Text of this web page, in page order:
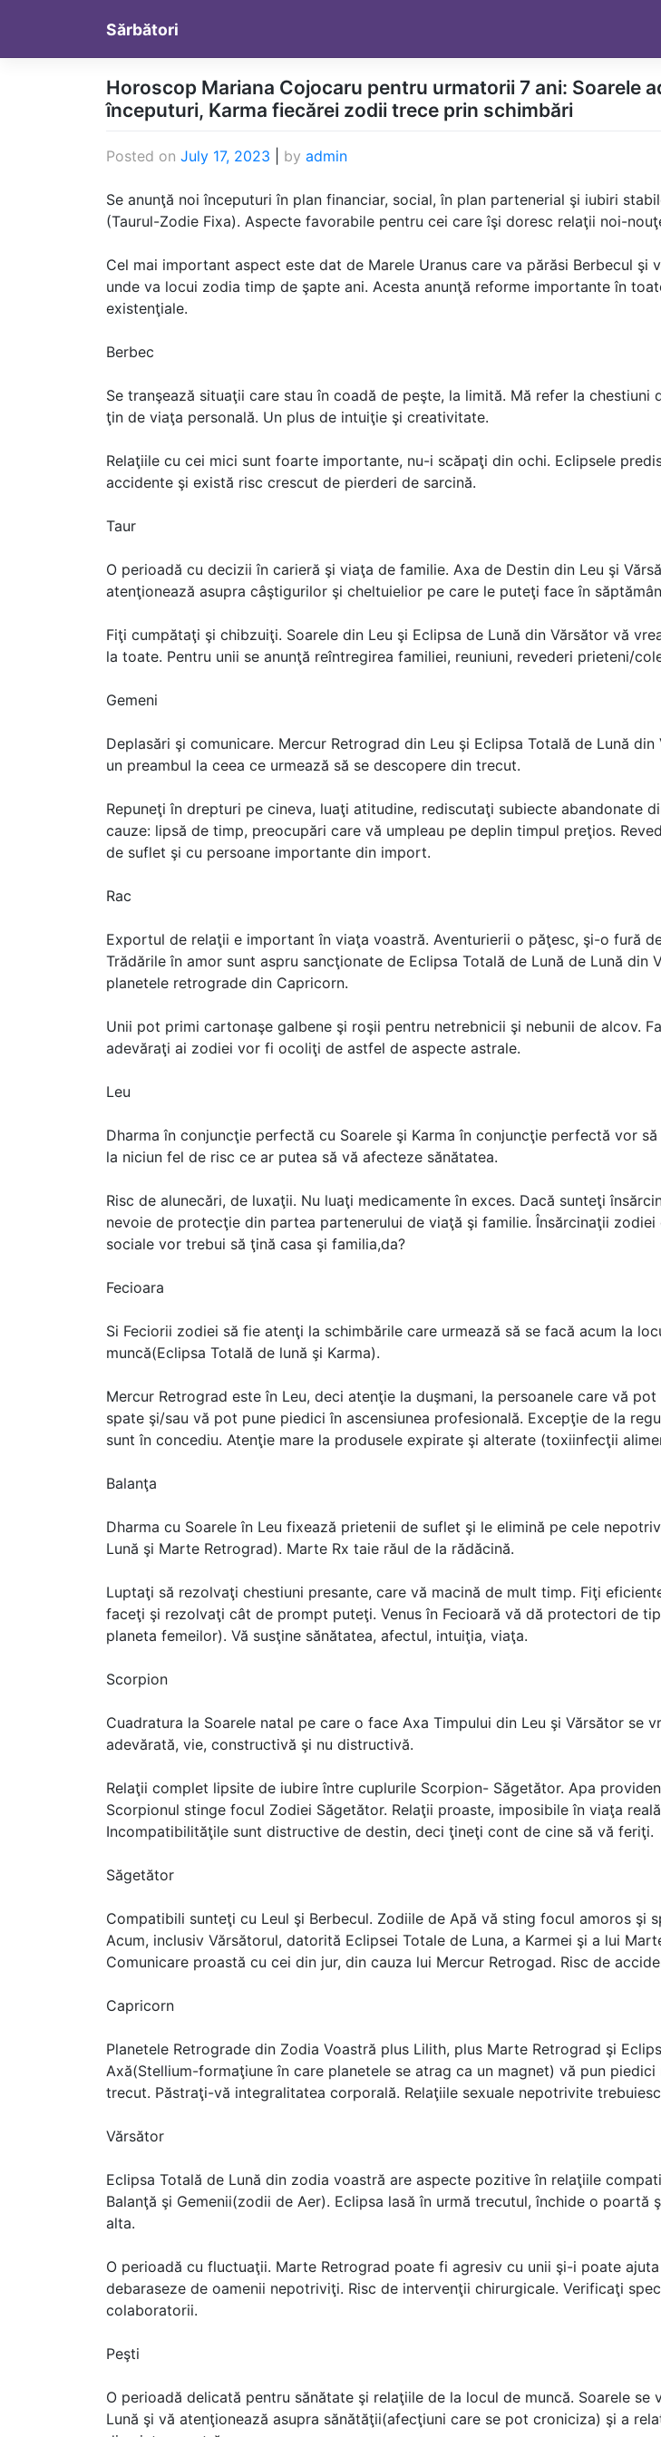
content
Sărbători
Horoscop Mariana Cojocaru pentru urmatorii 7 ani: Soarele
începuturi, Karma fiecărei zodii trece prin schimbări
Posted on July 17, 2023 by admin
Se anunţă noi începuturi în plan financiar, social, în plan partenerial şi iubiri
(Taurul-Zodie Fixa). Aspecte favorabile pentru cei care îşi doresc relaţii noi-
Cel mai important aspect este dat de Marele Uranus care va părăsi Berbecul şi
unde va locui zodia timp de şapte ani. Acesta anunţă reforme importante în
existenţiale.
Berbec
Se tranşează situaţii care stau în coadă de peşte, la limită. Mă refer la chestiuni
ţin de viaţa personală. Un plus de intuiţie şi creativitate.
Relaţiile cu cei mici sunt foarte importante, nu-i scăpaţi din ochi. Eclipsele
accidente şi există risc crescut de pierderi de sarcină.
Taur
O perioadă cu decizii în carieră şi viaţa de familie. Axa de Destin din Leu şi
atenţionează asupra câştigurilor şi cheltuielior pe care le puteţi face în
Fiţi cumpătaţi şi chibzuiţi. Soarele din Leu şi Eclipsa de Lună din Vărsător vă
la toate. Pentru unii se anunţă reîntregirea familiei, reuniuni, revederi prieteni/
Gemeni
Deplasări şi comunicare. Mercur Retrograd din Leu şi Eclipsa Totală de Lună
un preambul la ceea ce urmează să se descopere din trecut.
Repuneţi în drepturi pe cineva, luaţi atitudine, rediscutaţi subiecte abandonate
cauze: lipsă de timp, preocupări care vă umpleau pe deplin timpul preţios.
de suflet şi cu persoane importante din import.
Rac
Exportul de relaţii e important în viaţa voastră. Aventurierii o păţesc, şi-o fură
Trădările în amor sunt aspru sancţionate de Eclipsa Totală de Lună de Lună din
planetele retrograde din Capricorn.
Unii pot primi cartonaşe galbene şi roşii pentru netrebnicii şi nebunii de alcov.
adevăraţi ai zodiei vor fi ocoliţi de astfel de aspecte astrale.
Leu
Dharma în conjuncţie perfectă cu Soarele şi Karma în conjuncţie perfectă vor
la niciun fel de risc ce ar putea să vă afecteze sănătatea.
Risc de alunecări, de luxaţii. Nu luaţi medicamente în exces. Dacă sunteţi
nevoie de protecţie din partea partenerului de viaţă şi familie. Însărcinaţii
sociale vor trebui să ţină casa şi familia,da?
Fecioara
Si Feciorii zodiei să fie atenţi la schimbările care urmează să se facă acum la
muncă(Eclipsa Totală de lună şi Karma).
Mercur Retrograd este în Leu, deci atenţie la duşmani, la persoanele care vă
spate şi/sau vă pot pune piedici în ascensiunea profesională. Excepţie de la
sunt în concediu. Atenţie mare la produsele expirate şi alterate (toxiinfecţii
Balanţa
Dharma cu Soarele în Leu fixează prietenii de suflet şi le elimină pe cele
Lună şi Marte Retrograd). Marte Rx taie răul de la rădăcină.
Luptaţi să rezolvaţi chestiuni presante, care vă macină de mult timp. Fiţi
faceţi şi rezolvaţi cât de prompt puteţi. Venus în Fecioară vă dă protectori de
planeta femeilor). Vă susţine sănătatea, afectul, intuiţia, viaţa.
Scorpion
Cuadratura la Soarele natal pe care o face Axa Timpului din Leu şi Vărsător se
adevărată, vie, constructivă şi nu distructivă.
Relaţii complet lipsite de iubire între cuplurile Scorpion- Săgetător. Apa
Scorpionul stinge focul Zodiei Săgetător. Relaţii proaste, imposibile în viaţa
Incompatibilităţile sunt distructive de destin, deci ţineţi cont de cine să vă feriţi.
Săgetător
Compatibili sunteţi cu Leul şi Berbecul. Zodiile de Apă vă sting focul amoros şi
Acum, inclusiv Vărsătorul, datorită Eclipsei Totale de Luna, a Karmei şi a lui
Comunicare proastă cu cei din jur, din cauza lui Mercur Retrogad. Risc de
Capricorn
Planetele Retrograde din Zodia Voastră plus Lilith, plus Marte Retrograd şi
Axă(Stellium-formaţiune în care planetele se atrag ca un magnet) vă pun piedici
trecut. Păstraţi-vă integralitatea corporală. Relaţiile sexuale nepotrivite
Vărsător
Eclipsa Totală de Lună din zodia voastră are aspecte pozitive în relaţiile
Balanţă şi Gemenii(zodii de Aer). Eclipsa lasă în urmă trecutul, închide o poartă
alta.
O perioadă cu fluctuaţii. Marte Retrograd poate fi agresiv cu unii şi-i poate
debaraseze de oamenii nepotriviţi. Risc de intervenţii chirurgicale. Verificaţi
colaboratorii.
Peşti
O perioadă delicată pentru sănătate şi relaţiile de la locul de muncă. Soarele se
Lună şi vă atenţionează asupra sănătăţii(afecţiuni care se pot croniciza) şi a